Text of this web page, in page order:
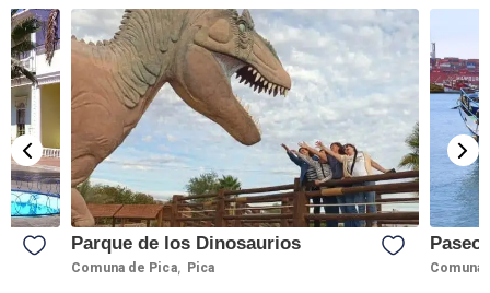
Parque de los Dinosaurios
Comuna de Pica, Pica
Paseo
Comuna